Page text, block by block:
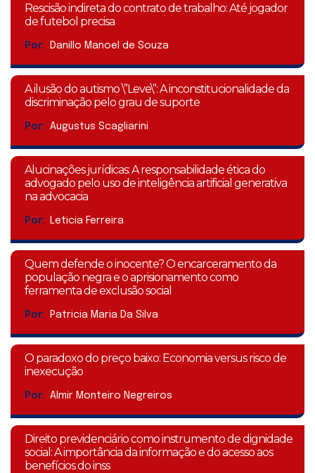
Rescisão indireta do contrato de trabalho: Até jogador
de futebol precisa
Por: Danillo Manoel de Souza
A ilusão do autismo \”Leve\”: A inconstitucionalidade da
discriminação pelo grau de suporte
Por: Augustus Scagliarini
Alucinações jurídicas: A responsabilidade ética do
advogado pelo uso de inteligência artificial generativa
na advocacia
Por: Leticia Ferreira
Quem defende o inocente? O encarceramento da
população negra e o aprisionamento como
ferramenta de exclusão social
Por: Patricia Maria Da Silva
O paradoxo do preço baixo: Economia versus risco de
inexecução
Por: Almir Monteiro Negreiros
Direito previdenciário como instrumento de dignidade
social: A importância da informação e do acesso aos
benefícios do inss